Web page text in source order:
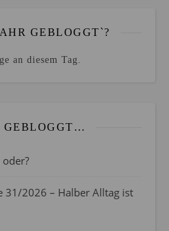
GEBLOGGT`?
an diesem Tag.
GEBLOGGT…
31/2026 – Halber Alltag ist